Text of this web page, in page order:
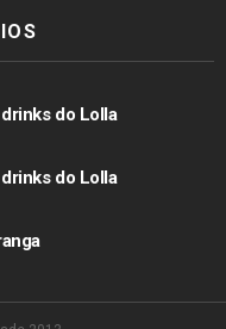
do Lolla
do Lolla